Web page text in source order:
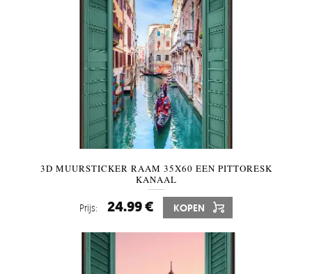
3D MUURSTICKER RAAM 35X60 EEN PITTORESK
KANAAL
Prijs: 24.99 € KOPEN